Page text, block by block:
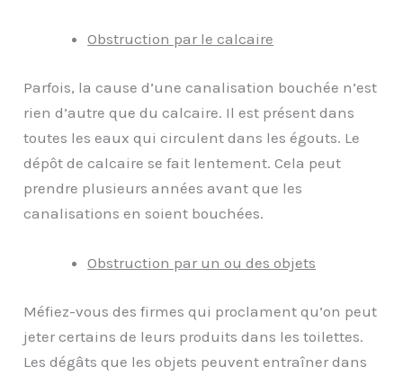
Obstruction par le calcaire
Parfois, la cause d’une canalisation bouchée n’est
rien d’autre que du calcaire. Il est présent dans
toutes les eaux qui circulent dans les égouts. Le
dépôt de calcaire se fait lentement. Cela peut
prendre plusieurs années avant que les
canalisations en soient bouchées.
Obstruction par un ou des objets
Méfiez-vous des firmes qui proclament qu’on peut
jeter certains de leurs produits dans les toilettes.
Les dégâts que les objets peuvent entraîner dans